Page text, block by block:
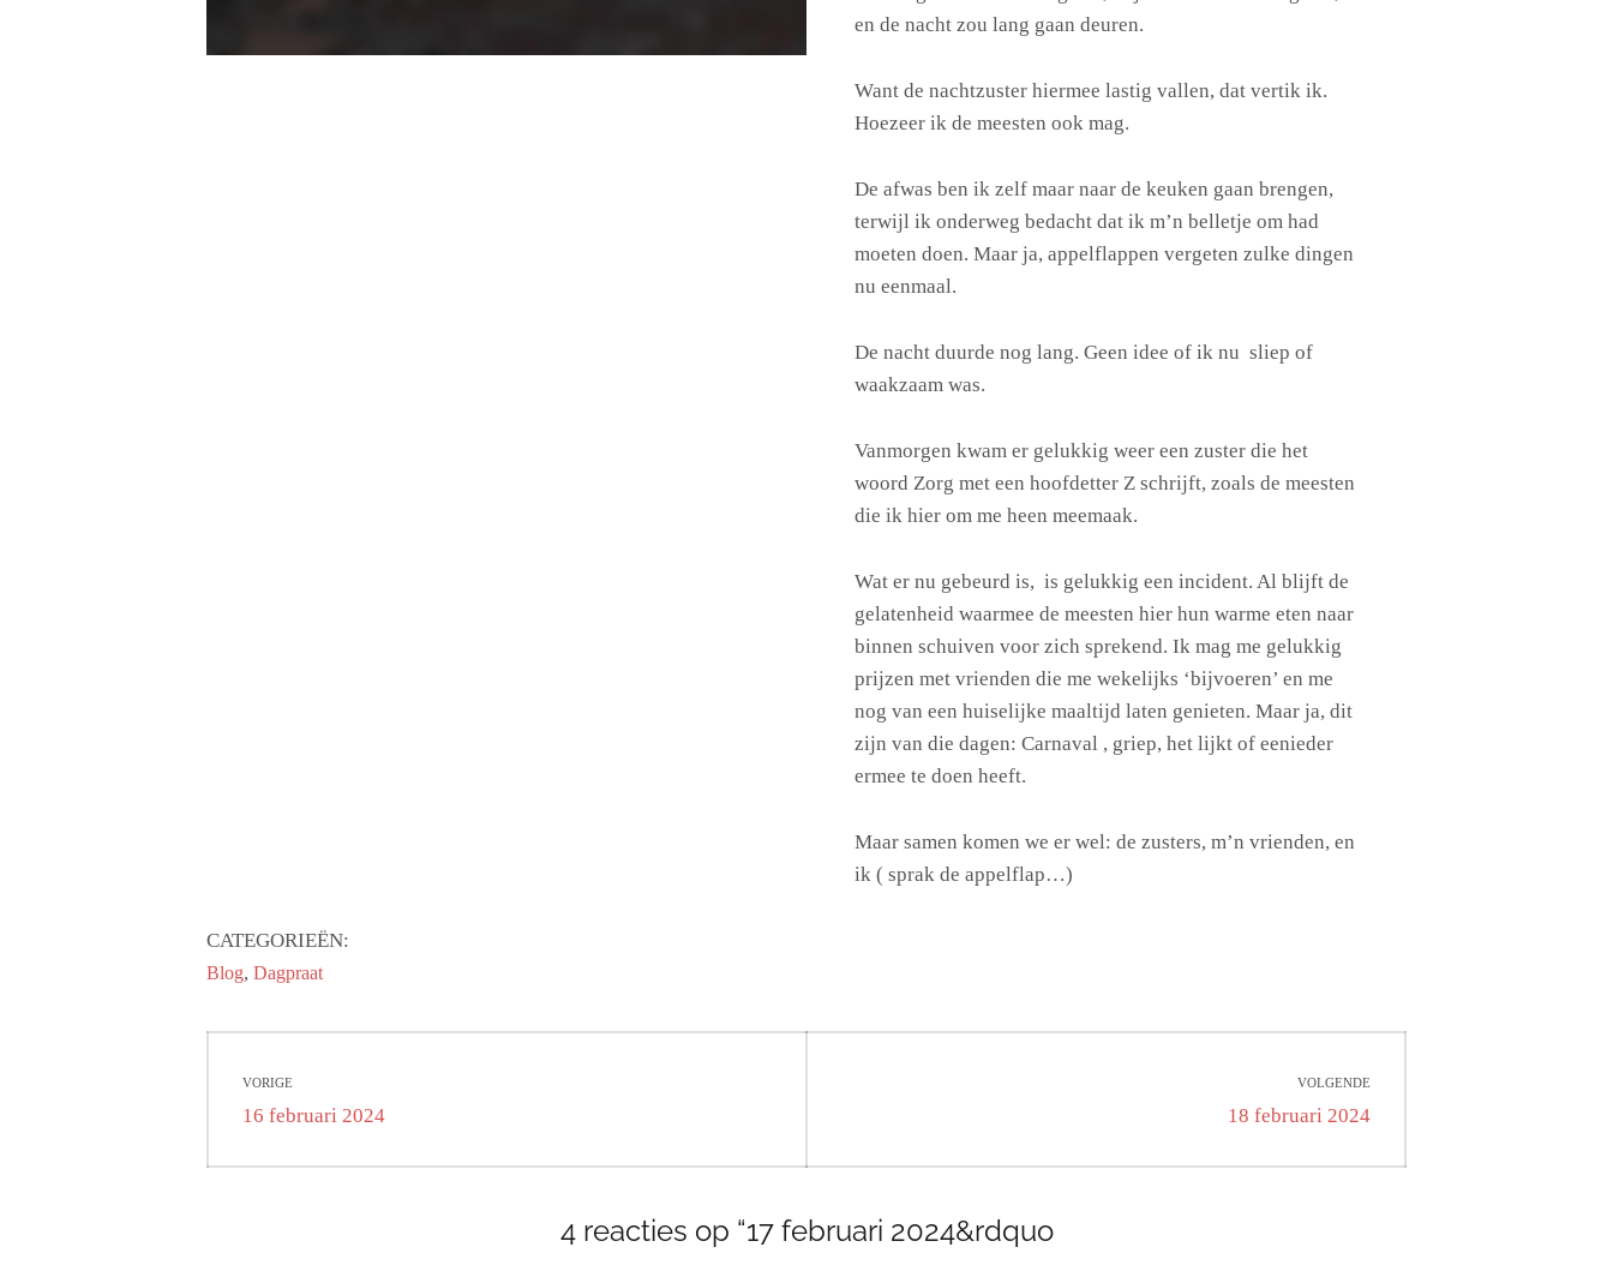
en de nacht zou lang gaan deuren.
Want de nachtzuster hiermee lastig vallen, dat vertik ik.
Hoezeer ik de meesten ook mag.
De afwas ben ik zelf maar naar de keuken gaan brengen,
terwijl ik onderweg bedacht dat ik m’n belletje om had
moeten doen. Maar ja, appelflappen vergeten zulke dingen
nu eenmaal.
De nacht duurde nog lang. Geen idee of ik nu sliep of
waakzaam was.
Vanmorgen kwam er gelukkig weer een zuster die het
woord Zorg met een hoofdetter Z schrijft, zoals de meesten
die ik hier om me heen meemaak.
Wat er nu gebeurd is, is gelukkig een incident. Al blijft de
gelatenheid waarmee de meesten hier hun warme eten naar
binnen schuiven voor zich sprekend. Ik mag me gelukkig
prijzen met vrienden die me wekelijks ‘bijvoeren’ en me
nog van een huiselijke maaltijd laten genieten. Maar ja, dit
zijn van die dagen: Carnaval , griep, het lijkt of eenieder
ermee te doen heeft.
Maar samen komen we er wel: de zusters, m’n vrienden, en
ik ( sprak de appelflap…)
CATEGORIEËN:
Blog, Dagpraat
navigatie
VORIGE
Vorig
16 februari 2024
VOLGENDE
Volgend
18 februari 2024
4 reacties op “17 februari 2024&rdquo